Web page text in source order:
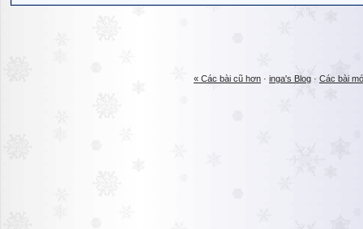
« Các bài cũ hơn · inga's Blog · Các bài